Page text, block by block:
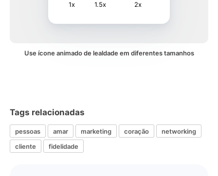
1x 1.5x 2x
Use ícone animado de lealdade em diferentes tamanhos
Tags relacionadas
pessoas amar marketing coração
networking
cliente
fidelidade